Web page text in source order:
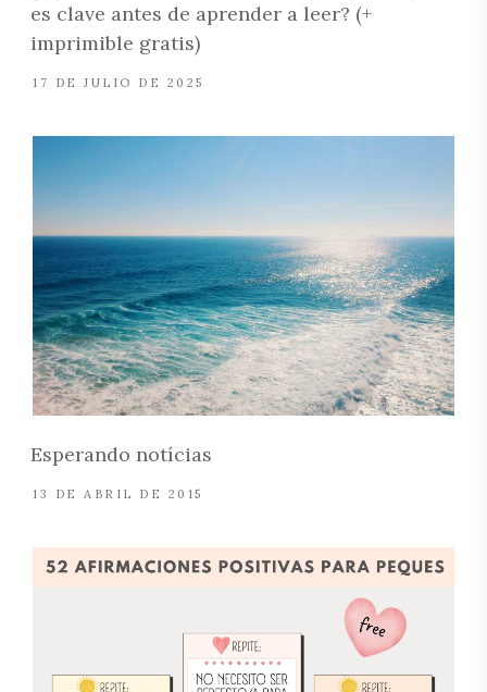
es clave antes de aprender a leer? (+
imprimible gratis)
17 DE JULIO DE 2025
Esperando notícias
13 DE ABRIL DE 2015